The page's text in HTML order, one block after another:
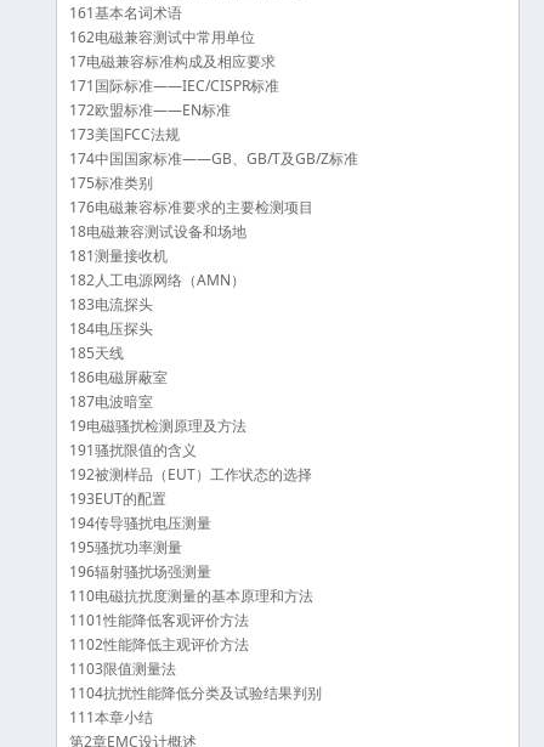
161基本名词术语
162电磁兼容测试中常用单位
17电磁兼容标准构成及相应要求
171国际标准——IEC/CISPR标准
172欧盟标准——EN标准
173美国FCC法规
174中国国家标准——GB、GB/T及GB/Z标准
175标准类别
176电磁兼容标准要求的主要检测项目
18电磁兼容测试设备和场地
181测量接收机
182人工电源网络（AMN）
183电流探头
184电压探头
185天线
186电磁屏蔽室
187电波暗室
19电磁骚扰检测原理及方法
191骚扰限值的含义
192被测样品（EUT）工作状态的选择
193EUT的配置
194传导骚扰电压测量
195骚扰功率测量
196辐射骚扰场强测量
110电磁抗扰度测量的基本原理和方法
1101性能降低客观评价方法
1102性能降低主观评价方法
1103限值测量法
1104抗扰性能降低分类及试验结果判别
111本章小结
第2章EMC设计概述